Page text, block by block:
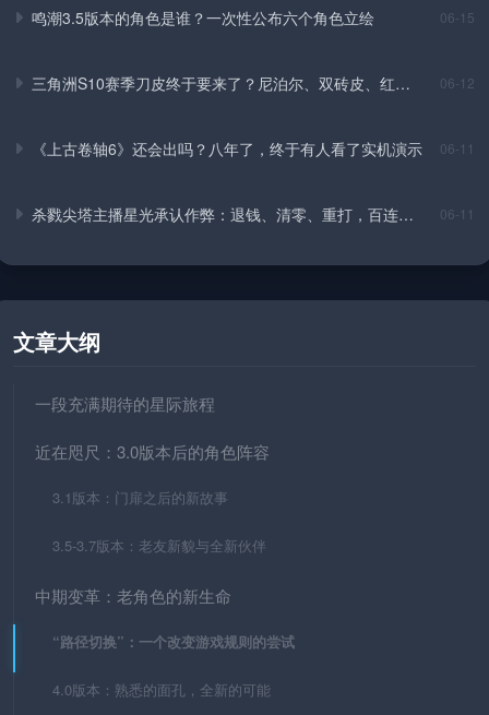
鸣潮3.5版本的角色是谁？一次性公布六个角色立绘 06-15
三角洲S10赛季刀皮终于要来了？尼泊尔、双砖皮、红皮
06-12
《上古卷轴6》还会出吗？八年了，终于有人看了实机演示 06-11
杀戮尖塔主播星光承认作弊：退钱、清零、重打，百连从
06-11
文章大纲
一段充满期待的星际旅程
近在咫尺：3.0版本后的角色阵容
3.1版本：门扉之后的新故事
3.5-3.7版本：老友新貌与全新伙伴
中期变革：老角色的新生命
“路径切换”：一个改变游戏规则的尝试
4.0版本：熟悉的面孔，全新的可能